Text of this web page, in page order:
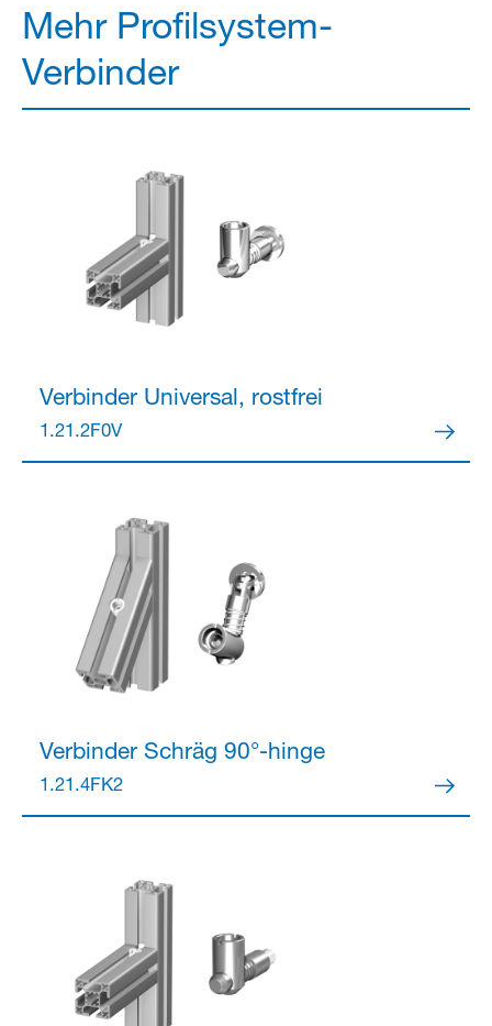
Mehr Profilsystem-
Verbinder
VerbinderUniversal, rostfrei
1.21.2F0V
VerbinderSchräg 90°-hinge
1.21.4FK2